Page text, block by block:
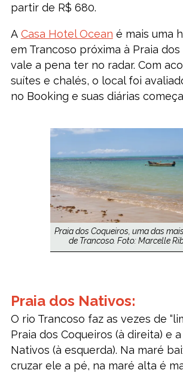
partir de R$ 680.
A Casa Hotel Ocean é mais uma
em Trancoso próxima à Praia
vale a pena ter no radar. Com
suítes e chalés, o local foi
no Booking e suas diárias
Praia dos Coqueiros, uma das
de Trancoso. Foto: Marcelle
Praia dos Nativos:
O rio Trancoso faz as vezes de
Praia dos Coqueiros (à direita) e
Nativos (à esquerda). Na maré
cruzar ele a pé, na maré alta é